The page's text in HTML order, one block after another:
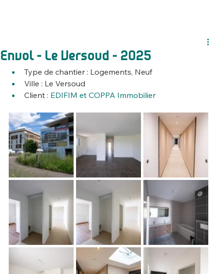
Envol - Le Versoud - 2025
Type de chantier : Logements, Neuf
Ville : Le Versoud
Client : EDIFIM et COPPA Immobilier